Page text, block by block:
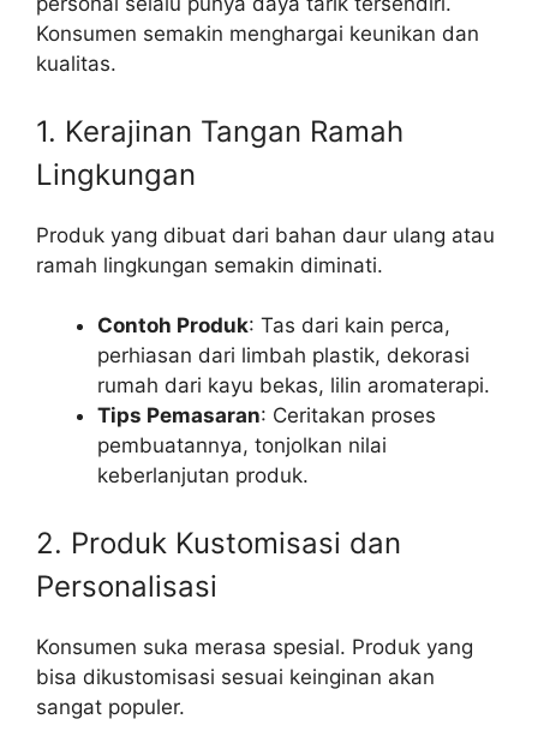
Konsumen semakin menghargai keunikan dan
kualitas.
1. Kerajinan Tangan Ramah
Lingkungan
Produk yang dibuat dari bahan daur ulang atau
ramah lingkungan semakin diminati.
Contoh Produk: Tas dari kain perca,
perhiasan dari limbah plastik, dekorasi
rumah dari kayu bekas, lilin aromaterapi.
Tips Pemasaran: Ceritakan proses
pembuatannya, tonjolkan nilai
keberlanjutan produk.
2. Produk Kustomisasi dan
Personalisasi
Konsumen suka merasa spesial. Produk yang
bisa dikustomisasi sesuai keinginan akan
sangat populer.